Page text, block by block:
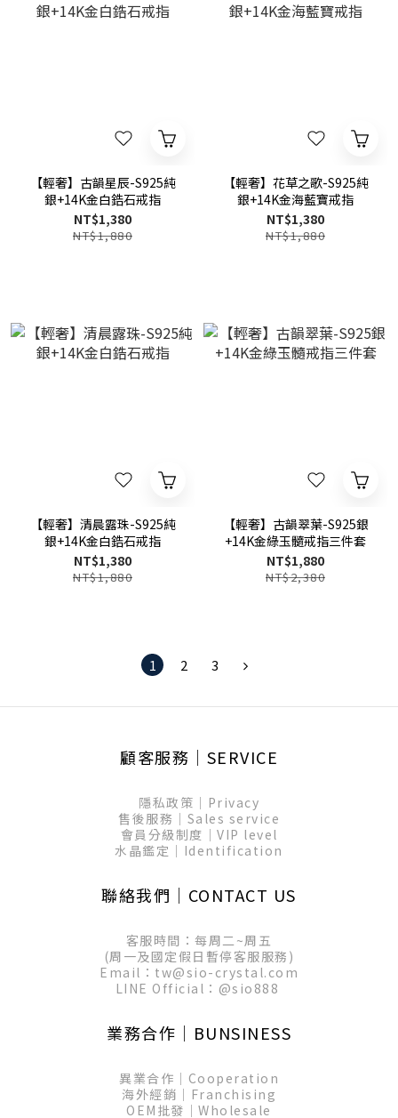
【輕奢】古韻星辰-S925純
銀+14K金白鋯石戒指
NT$1,380
NT$1,880
【輕奢】花草之歌-S925純
銀+14K金海藍寶戒指
NT$1,380
NT$1,880
【輕奢】清晨露珠-S925純
銀+14K金白鋯石戒指
NT$1,380
NT$1,880
【輕奢】古韻翠葉-S925銀
+14K金綠玉髓戒指三件套
NT$1,880
NT$2,380
1 2 3
顧客服務│SERVICE
隱私政策│Privacy
售後服務│Sales service
會員分級制度│VIP level
水晶鑑定│Identification
聯絡我們│CONTACT US
客服時間：每周二~周五
(周一及國定假日暫停客服服務)
Email：tw@sio-crystal.com
LINE Official： @sio888
業務合作│BUNSINESS
異業合作│Cooperation
海外經銷│Franchising
OEM批發│Wholesale